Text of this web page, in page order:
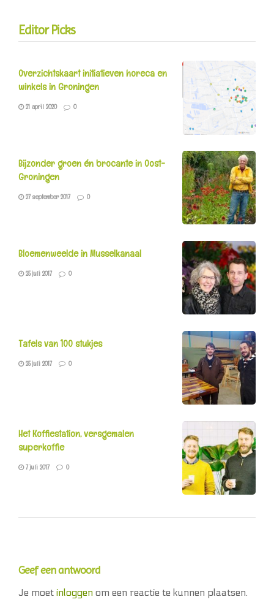
Editor Picks
Overzichtskaart initiatieven horeca en
winkels in Groningen
21 april 2020 0
Bijzonder groen én brocante in Oost-
Groningen
27 september 2017 0
Bloemenweelde in Musselkanaal
25 juli 2017 0
Tafels van 100 stukjes
25 juli 2017 0
Het Koffiestation, versgemalen
superkoffie
7 juli 2017 0
Geef een antwoord
Je moet inloggen om een reactie te kunnen plaatsen.